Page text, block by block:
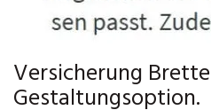
Versicherung
Gestaltungsoption.